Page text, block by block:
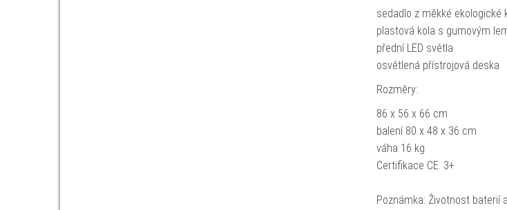
sedadlo z měkké ekologické
plastová kola s gumovým
přední LED světla
osvětlená přístrojová deska
Rozměry:
86 x 56 x 66 cm
balení 80 x 48 x 36 cm
váha 16 kg
Certifikace CE. 3+
Poznámka: Životnost baterií